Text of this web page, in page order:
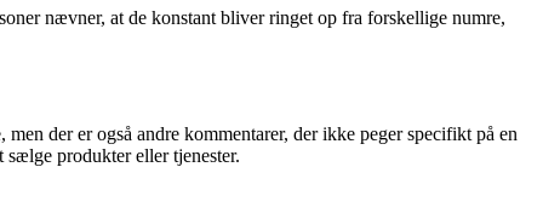
nævner, at de konstant bliver ringet op fra forskellige numre,
der er også andre kommentarer, der ikke peger specifikt på en
produkter eller tjenester.